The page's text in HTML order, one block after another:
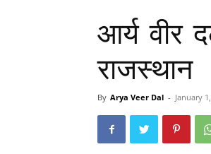
आर्य वीर
राजस्थान
By Arya Veer Dal - January